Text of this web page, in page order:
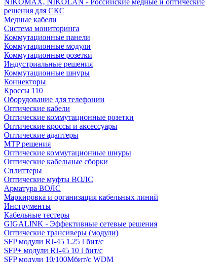
NIKOMAX, NIKOLAN - Российские медные и оптические
решения для СКС
Медные кабели
Система мониторинга
Коммутационные панели
Коммутационные модули
Коммутационные розетки
Индустриальные решения
Коммутационные шнуры
Коннекторы
Кроссы 110
Оборудование для телефонии
Оптические кабели
Оптические коммутационные розетки
Оптические кроссы и аксессуары
Оптические адаптеры
MTP решения
Оптические коммутационные шнуры
Оптические кабельные сборки
Сплиттеры
Оптические муфты ВОЛС
Арматура ВОЛС
Маркировка и организация кабельных линий
Инструменты
Кабельные тестеры
GIGALINK - Эффективные сетевые решения
Оптические трансиверы (модули)
SFP модули RJ-45 1.25 Гбит/c
SFP+ модули RJ-45 10 Гбит/c
SFP модули 10/100Мбит/с WDM